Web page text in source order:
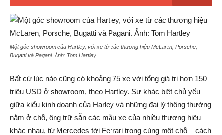
Một góc showroom của Hartley, với xe từ các thương hiệu McLaren, Porsche,
Bugatti và Pagani. Ảnh: Tom Hartley
Bất cứ lúc nào cũng có khoảng 75 xe với tổng giá trị hơn 150
triệu USD ở showroom, theo Hartley. Sự khác biệt chủ yếu
giữa kiểu kinh doanh của Harley và những đại lý thông thường
nằm ở chỗ, ông trữ sẵn các mẫu xe của nhiều thương hiệu
khác nhau, từ Mercedes tới Ferrari trong cùng một chỗ – cách